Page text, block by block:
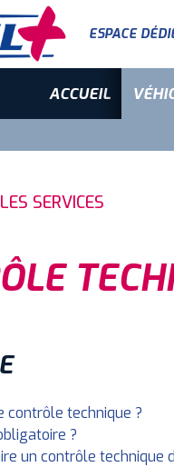
ESPACE
ACCUEIL
SERVICES
contrôle technique ?
?
un contrôle technique